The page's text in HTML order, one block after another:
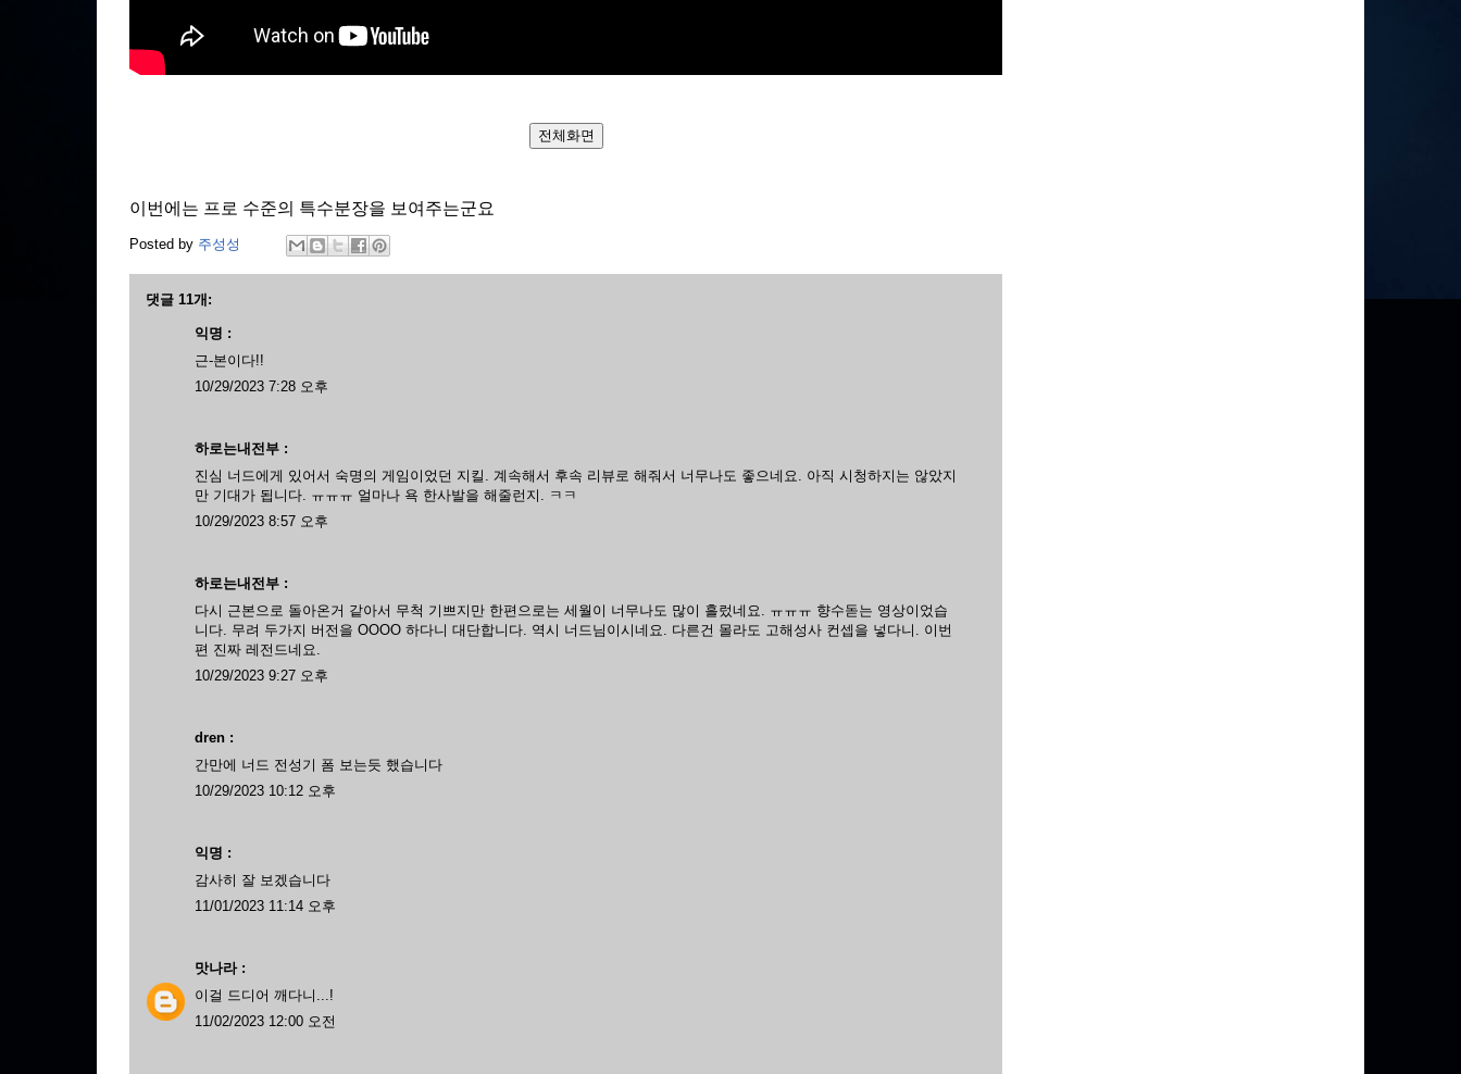
전체화면
이번에는 프로 수준의 특수분장을 보여주는군요
Posted by 주성성
댓글 11개:
익명 :
근-본이다!!
10/29/2023 7:28 오후
하로는내전부 :
진심 너드에게 있어서 숙명의 게임이었던 지킬. 계속해서 후속 리뷰로 해줘서 너무나도 좋으네요. 아직 시청하지는 않았지
만 기대가 됩니다. ㅠㅠㅠ 얼마나 욕 한사발을 해줄런지. ㅋㅋ
10/29/2023 8:57 오후
하로는내전부 :
다시 근본으로 돌아온거 같아서 무척 기쁘지만 한편으로는 세월이 너무나도 많이 흘렀네요. ㅠㅠㅠ 향수돋는 영상이었습
니다. 무려 두가지 버전을 OOOO 하다니 대단합니다. 역시 너드님이시네요. 다른건 몰라도 고해성사 컨셉을 넣다니. 이번
편 진짜 레전드네요.
10/29/2023 9:27 오후
dren :
간만에 너드 전성기 폼 보는듯 했습니다
10/29/2023 10:12 오후
익명 :
감사히 잘 보겠습니다
11/01/2023 11:14 오후
맛나라:
이걸 드디어 깨다니...!
11/02/2023 12:00 오전